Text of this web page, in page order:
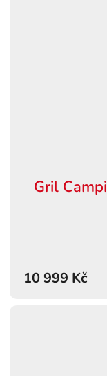
Gril
10 999 Kč